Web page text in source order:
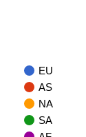
EU
AS
NA
SA